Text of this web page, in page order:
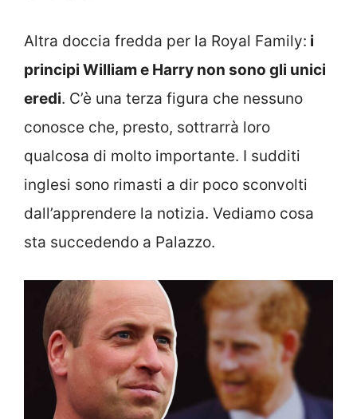
Altra doccia fredda per la Royal Family: i
principi William e Harry non sono gli unici
eredi. C’è una terza figura che nessuno
conosce che, presto, sottrarrà loro
qualcosa di molto importante. I sudditi
inglesi sono rimasti a dir poco sconvolti
dall’apprendere la notizia. Vediamo cosa
sta succedendo a Palazzo.